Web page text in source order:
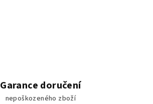
Garance doručení
nepoškozeného zboží